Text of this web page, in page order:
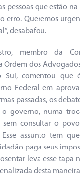
pessoas que estão
erro. Queremos
desabafou.
membro da
Ordem dos
Sul, comentou que
Federal em
passadas, os
o governo, numa
sem consultar o
assunto tem
paga seus
leva esse tapa
desta